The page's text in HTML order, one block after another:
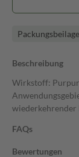
Packungsbeilage
Beschreibung
Wirkstoff:
wiederkehrender
FAQs
Bewertungen